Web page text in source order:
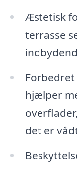
Æstetisk
terrasse
Forbedret
hjælper
det er